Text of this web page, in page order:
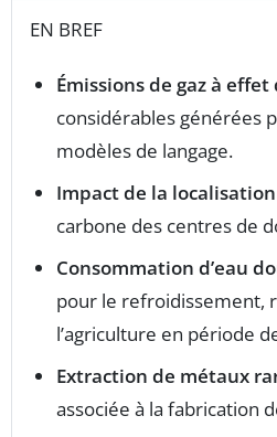
EN BREF
Émissions de gaz à effet
considérables générées
modèles de langage.
Impact de la localisation
carbone des centres de
Consommation d’eau
pour le refroidissement,
l’agriculture en période
Extraction de métaux
associée à la fabrication